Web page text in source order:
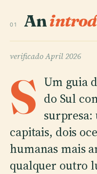
01 An
verificadoApril 2026
S Um guia
do Sul
surpresa:
capitais, dois
humanas mais
qualquer outro